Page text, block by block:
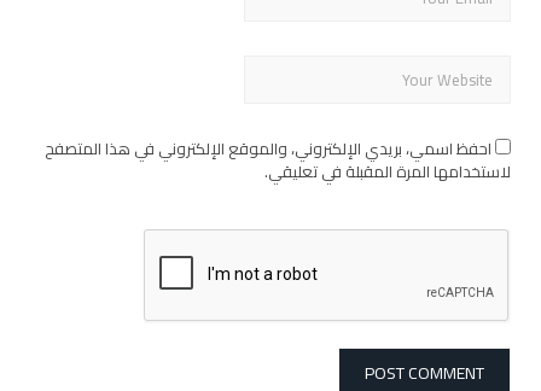
احفظ اسمي، بريدي الإلكتروني، والموقع الإلكتروني في هذا المتصفح
لاستخدامها المرة المقبلة في تعليقي.